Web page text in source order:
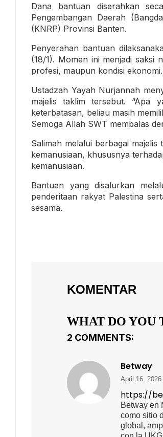
Dana bantuan diserahkan
Pengembangan Daerah
(KNRP) Provinsi Banten.
Penyerahan bantuan
(18/1). Momen ini menjadi saksi
profesi, maupun kondisi ekonomi.
Ustadzah Yayah Nurjannah
majelis taklim tersebut. “Apa
keterbatasan, beliau masih
Semoga Allah SWT membalas
Salimah melalui berbagai
kemanusiaan, khususnya
kemanusiaan.
Bantuan yang disalurkan
penderitaan rakyat Palestina
sesama.
KOMENTAR
WHAT DO YOU
2 COMMENTS:
Betway
April 16, 2026
https://
Betway en
como sitio
global,